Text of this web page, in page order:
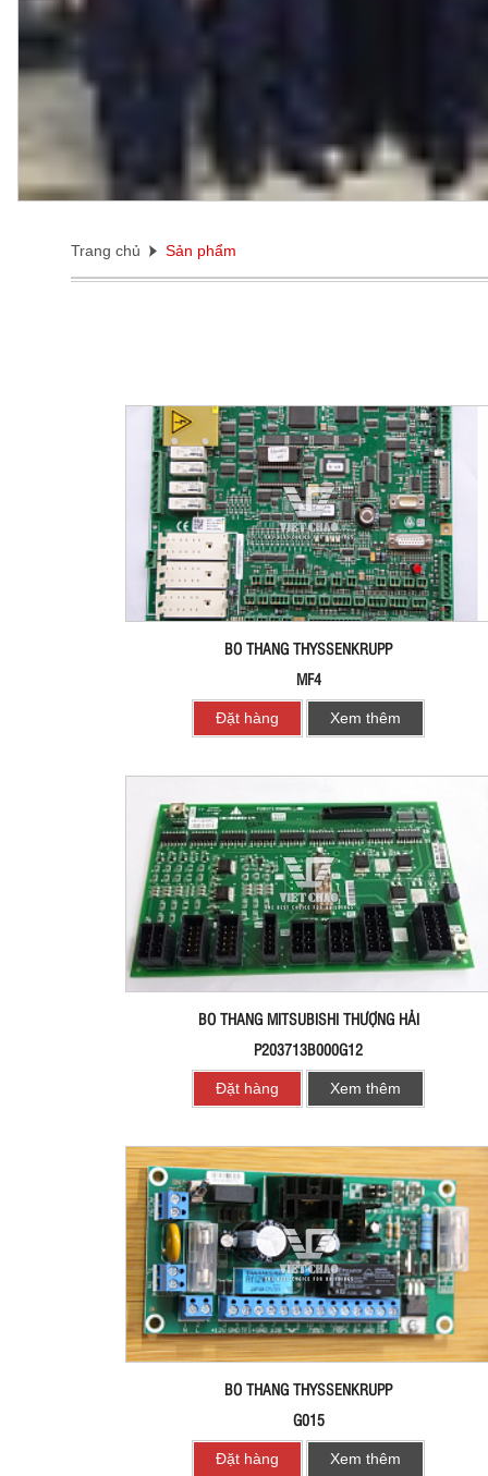
Trang chủ Sản phẩm
BO THANG THYSSENKRUPP
MF4
Đặt hàng Xem thêm
BO THANG MITSUBISHI THƯỢNG HẢI
P203713B000G12
Đặt hàng Xem thêm
BO THANG THYSSENKRUPP
G015
Đặt hàng Xem thêm